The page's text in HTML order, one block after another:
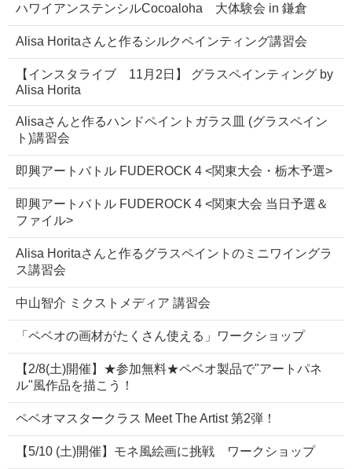
ハワイアンステンシルCocoaloha 大体験会 in 鎌倉
Alisa Horitaさんと作るシルクペインティング講習会
【インスタライブ 11月2日】 グラスペインティング by
Alisa Horita
Alisaさんと作るハンドペイントガラス皿 (グラスペイン
ト)講習会
即興アートバトル FUDEROCK 4 <関東大会・栃木予選>
即興アートバトル FUDEROCK 4 <関東大会 当日予選＆
ファイル>
Alisa Horitaさんと作るグラスペイントのミニワイングラ
ス講習会
中山智介 ミクストメディア 講習会
「ペベオの画材がたくさん使える」ワークショップ
【2/8(土)開催】★参加無料★ペベオ製品で"アートパネ
ル"風作品を描こう！
ペベオマスタークラス Meet The Artist 第2弾！
【5/10 (土)開催】モネ風絵画に挑戦 ワークショップ